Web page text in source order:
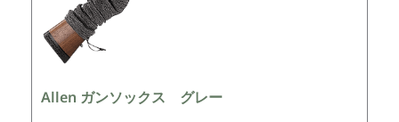
Allen ガンソックス グレー